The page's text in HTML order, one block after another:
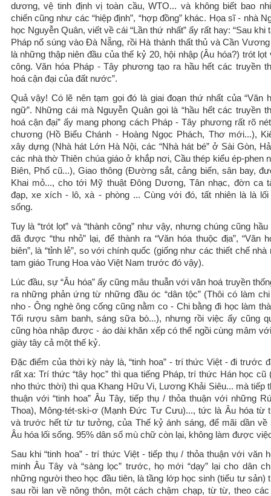
dương, vệ tinh định vị toàn cầu, WTO... và không biết bao
chiến cũng như các “hiệp định”, “hợp đồng” khác. Họa sĩ - nhà
học Nguyễn Quân, viết về cái “Lần thứ nhất” ấy rất hay: “Sau khi
Pháp nổ súng vào Đà Nẵng, rồi Hà thành thất thủ và Cần
là những thập niên đầu của thế kỷ 20, hội nhập (Âu hóa?) trót lọt
công. Văn hóa Pháp - Tây phương tạo ra hầu hết các truyền
hoá cận đại của đất nước”.
Quả vậy! Có lẽ nên tạm gọi đó là giai đoạn thứ nhất của “Văn
ngữ”. Những cái mà Nguyễn Quân gọi là “hầu hết các truyền
hoá cận đại” ấy mang phong cách Pháp - Tây phương rất rõ
chương (Hồ Biểu Chánh - Hoàng Ngọc Phách, Thơ mới...),
xây dựng (Nhà hát Lớn Hà Nội, các “Nhà hát bé” ở Sài Gòn,
các nhà thờ Thiên chúa giáo ở khắp nơi, Cầu thép kiểu ép-phen
Biên, Phố cũ...), Giao thông (Đường sắt, cảng biển, sân bay,
Khai mỏ..., cho tới Mỹ thuật Đông Dương, Tân nhạc, đờn ca
đạp, xe xích - lô, xà - phòng ... Cùng với đó, tất nhiên là là lối
sống.
Tuy là “trót lọt” và “thành công” như vậy, nhưng chúng cũng
đã được “thu nhỏ” lại, để thành ra “Văn hóa thuộc địa”, “Văn
biên”, là “tỉnh lẻ”, so với chính quốc (giống như các thiết chế
tam giáo Trung Hoa vào Việt Nam trước đó vậy).
Lúc đầu, sự “Âu hóa” ấy cũng mâu thuẫn với văn hoá truyền
ra những phản ứng từ những đầu óc “dân tộc” (Thôi có làm
nho - Ông nghè ông cống cũng nằm co - Chi bằng đi học làm
Tối rượu sâm banh, sáng sữa bò...), nhưng rồi việc ấy cũng
cũng hòa nhập được - áo dài khăn xếp có thể ngồi cùng mâm
giày tây cả một thế kỷ.
Đặc điểm của thời kỳ này là, “tinh hoa” - trí thức Việt - đi trước
rất xa: Trí thức “tây học” thì qua tiếng Pháp, trí thức Hán học cũ
nho thức thời) thì qua Khang Hữu Vi, Lương Khải Siêu... mà tiếp
thuận với “tinh hoa” Âu Tây, tiếp thụ / thỏa thuận với những
Thoa), Mông-tét-ski-ơ (Mạnh Đức Tư Cưu)..., tức là Âu hóa từ
và trước hết từ tư tưởng, của Thế kỷ ánh sáng, để mãi dần về
Âu hóa lối sống. 95% dân số mù chữ còn lại, không làm được
Sau khi “tinh hoa” - trí thức Việt - tiếp thụ / thỏa thuận với văn
minh Âu Tây và “sàng lọc” trước, họ mới “dạy” lại cho dân
những người theo học đầu tiên, là tầng lớp học sinh (tiểu tư sản)
sau rồi lan về nông thôn, một cách chậm chạp, từ từ, theo